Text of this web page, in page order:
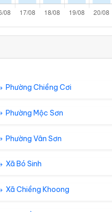
Phường Chiềng Cơi
Phường Mộc Sơn
Phường Vân Sơn
Xã Bó Sinh
Xã Chiềng Khoong